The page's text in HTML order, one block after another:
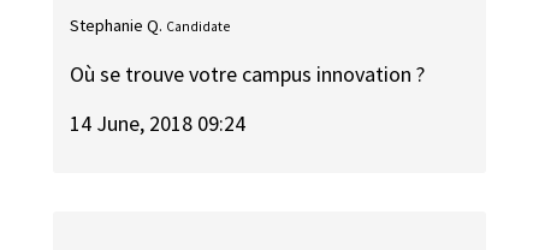
Stephanie Q. Candidate
Où se trouve votre campus innovation ?
14 June, 2018 09:24